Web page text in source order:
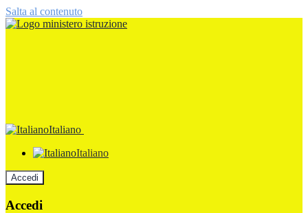
Salta al contenuto
Italiano
Italiano
Accedi
Accedi